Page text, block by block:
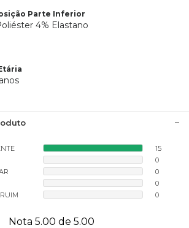
Parte Inferior
4% Elastano
15
0
0
0
0
Nota 5.00 de 5.00